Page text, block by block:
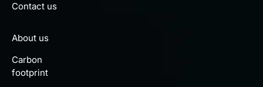
Contact us
About us
Carbon
footprint